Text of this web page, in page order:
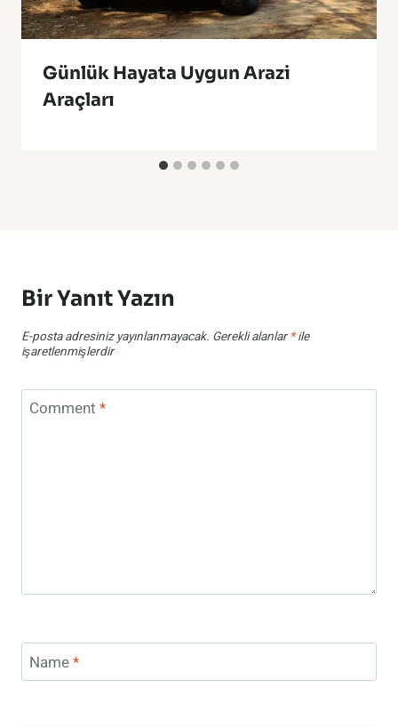
Günlük Hayata Uygun Arazi
Araçları
Bir Yanıt Yazın
E-posta adresiniz yayınlanmayacak. Gerekli alanlar *ile
işaretlenmişlerdir
Comment *
Name*